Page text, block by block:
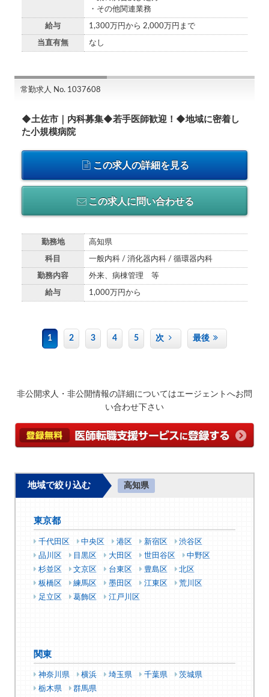
・その他関連業務
給与 1,300万円から 2,000万円まで
当直有無 なし
常勤求人 No. 1037608
◆土佐市｜内科募集◆若手医師歓迎！◆地域に密着し
た小規模病院
この求人の詳細を見る
この求人に問い合わせる
勤務地 高知県
科目 一般内科 / 消化器内科 / 循環器内科
勤務内容 外来、病棟管理 等
給与 1,000万円から
1 2 3 4 5 次 最後
非公開求人・非公開情報の詳細についてはエージェントへお問
い合わせ下さい
地域で絞り込む 高知県
東京都
千代田区 中央区 港区 新宿区
渋谷区
品川区
目黒区 大田区 世田谷区
中野区
杉並区
文京区 台東区 豊島区
北区
板橋区
練馬区 墨田区 江東区
荒川区
足立区
葛飾区 江戸川区
関東
神奈川県 横浜 埼玉県 千葉県
茨城県
栃木県
群馬県